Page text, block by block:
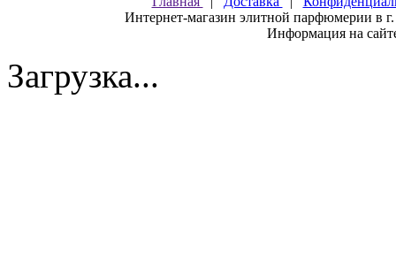
Интернет-магазин элитной парфюмерии в
Информация на
Загрузка...